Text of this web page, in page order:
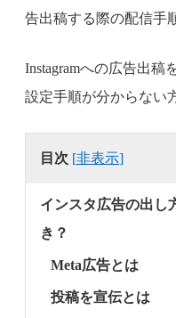
告出稿する際の配信手
Instagramへの広告出稿
設定手順が分からない
目次 [非表示]
インスタ広告の出し
き？
Meta広告とは
投稿を宣伝とは